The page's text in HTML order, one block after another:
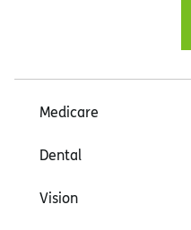
Medicare
Dental
Vision